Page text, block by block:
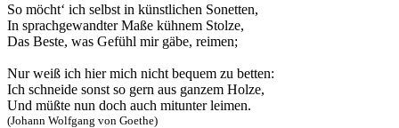
So möcht‘ ich selbst in künstlichen Sonetten,
In sprachgewandter Maße kühnem Stolze,
Das Beste, was Gefühl mir gäbe, reimen;
Nur weiß ich hier mich nicht bequem zu betten:
Ich schneide sonst so gern aus ganzem Holze,
Und müßte nun doch auch mitunter leimen.
(Johann Wolfgang von Goethe)